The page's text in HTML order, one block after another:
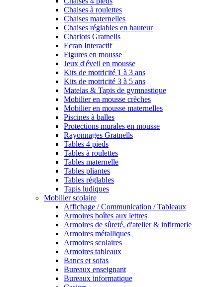
Chaises à roulettes
Chaises maternelles
Chaises réglables en hauteur
Chariots Gratnells
Ecran Interactif
Figures en mousse
Jeux d'éveil en mousse
Kits de motricité 1 à 3 ans
Kits de motricité 3 à 5 ans
Matelas & Tapis de gymnastique
Mobilier en mousse crèches
Mobilier en mousse maternelles
Piscines à balles
Protections murales en mousse
Rayonnages Gratnells
Tables 4 pieds
Tables à roulettes
Tables maternelle
Tables pliantes
Tables réglables
Tapis ludiques
Mobilier scolaire
Affichage / Communication / Tableaux
Armoires boîtes aux lettres
Armoires de sûreté, d'atelier & infirmerie
Armoires métalliques
Armoires scolaires
Armoires tableaux
Bancs et sofas
Bureaux enseignant
Bureaux informatique